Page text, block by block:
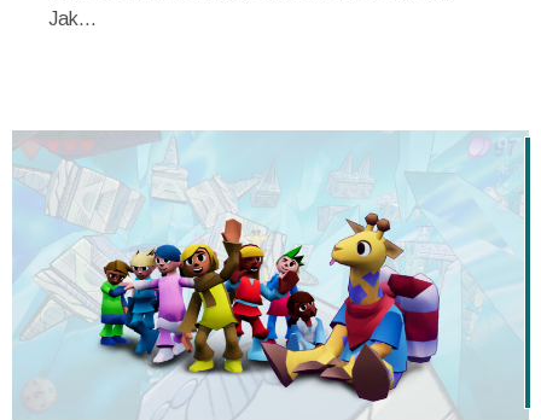
Jak...